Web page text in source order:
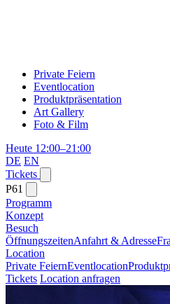
Private Feiern
Eventlocation
Produktpräsentation
Art Gallery
Foto & Film
Heute 12:00–21:00
DE EN
Tickets
P61
Programm
Konzept
Besuch
ÖffnungszeitenAnfahrt & Adresse
Location
Private FeiernEventlocation
Tickets Location anfragen